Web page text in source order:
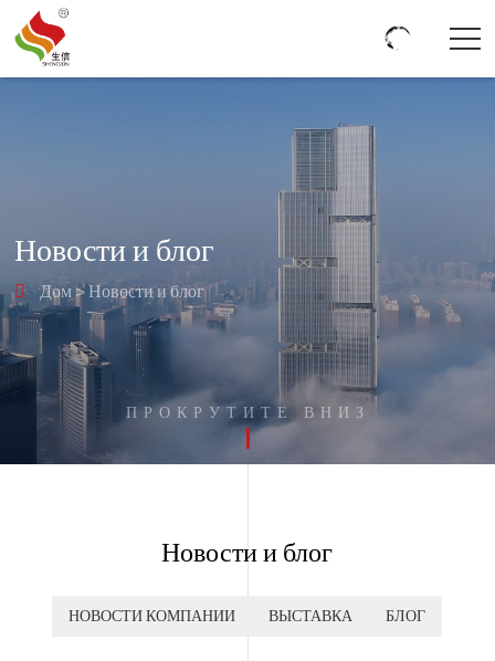
Новости и блог
 Дом>Новости и блог
ПРОКРУТИТЕ ВНИЗ
Новости и блог
НОВОСТИ КОМПАНИИ ВЫСТАВКА БЛОГ